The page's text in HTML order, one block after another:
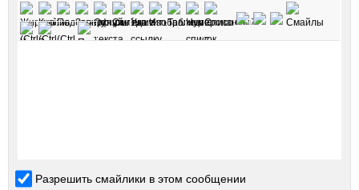
Разрешить смайлики в этом сообщении